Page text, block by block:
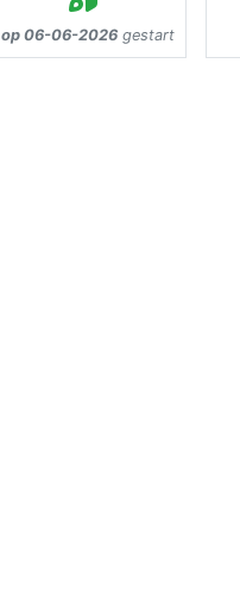
op 06-06-2026 gestart